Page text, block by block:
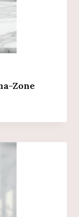
Zone